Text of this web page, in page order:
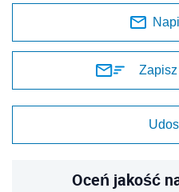
Oceń jakość